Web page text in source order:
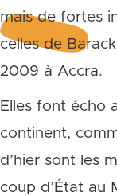
mais de fortes
celles de
2009 à Accra.
Elles font écho
continent,
d’hier sont les
coup d’État au